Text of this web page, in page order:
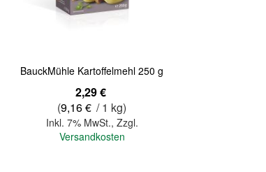
BauckMühle Kartoffelmehl 250 g
2,29 €
(9,16 € / 1 kg)
Inkl. 7% MwSt., Zzgl.
Versandkosten